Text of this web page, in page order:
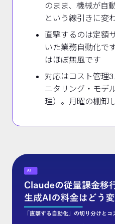
のまま、機械が自
という線引きに変
直撃するのは定額
いた業務自動化で
はほぼ無風です
対応はコスト管理
ニタリング・モデ
理）。月曜の棚卸